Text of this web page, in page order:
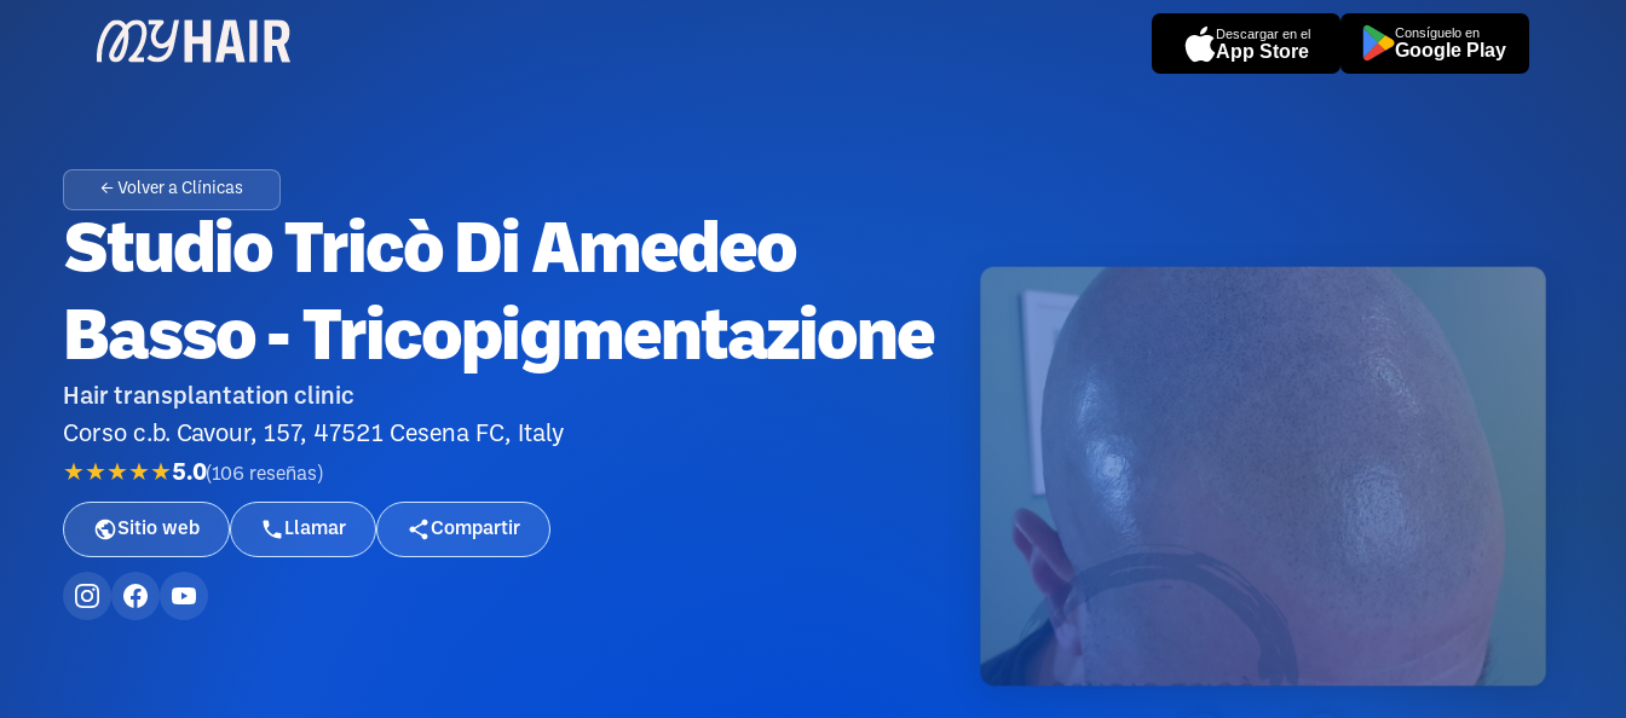
Descargar en el
App Store
Consíguelo en
Google Play
← Volver a Clínicas
Studio Tricò Di Amedeo
Basso - Tricopigmentazione
Hair transplantation clinic
Corso c.b. Cavour, 157, 47521 Cesena FC, Italy
★★★★★5.0(106 reseñas )
Sitio web Llamar Compartir